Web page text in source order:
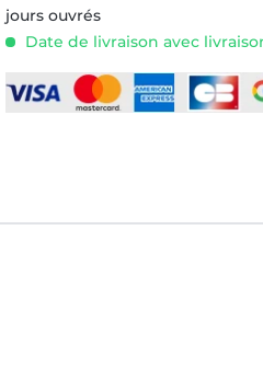
jours ouvrés
Date de livraison avec